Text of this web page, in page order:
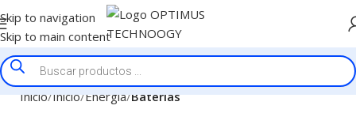
Skip to navigation
Skip to main content
Inicio Inicio Energía Baterías